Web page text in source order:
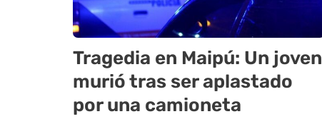
Tragedia en Maipú: Un joven
murió tras ser aplastado
por una camioneta